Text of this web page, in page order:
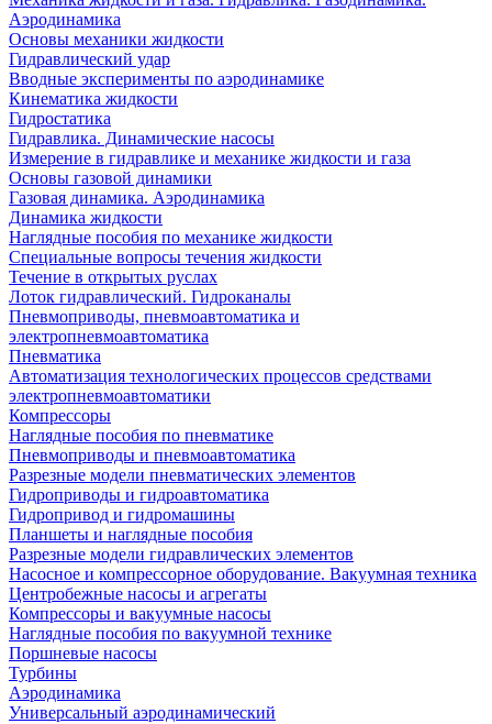
Аэродинамика
Основы механики жидкости
Гидравлический удар
Вводные эксперименты по аэродинамике
Кинематика жидкости
Гидростатика
Гидравлика. Динамические насосы
Измерение в гидравлике и механике жидкости и газа
Основы газовой динамики
Газовая динамика. Аэродинамика
Динамика жидкости
Наглядные пособия по механике жидкости
Специальные вопросы течения жидкости
Течение в открытых руслах
Лоток гидравлический. Гидроканалы
Пневмоприводы, пневмоавтоматика и
электропневмоавтоматика
Пневматика
Автоматизация технологических процессов средствами
электропневмоавтоматики
Компрессоры
Наглядные пособия по пневматике
Пневмоприводы и пневмоавтоматика
Разрезные модели пневматических элементов
Гидроприводы и гидроавтоматика
Гидропривод и гидромашины
Планшеты и наглядные пособия
Разрезные модели гидравлических элементов
Насосное и компрессорное оборудование. Вакуумная техника
Центробежные насосы и агрегаты
Компрессоры и вакуумные насосы
Наглядные пособия по вакуумной технике
Поршневые насосы
Турбины
Аэродинамика
Универсальный аэродинамический